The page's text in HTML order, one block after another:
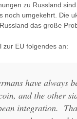
zu Russland
noch umgekehrt. Die
das große
zur EU folgendes an:
have always
and the other
integration.